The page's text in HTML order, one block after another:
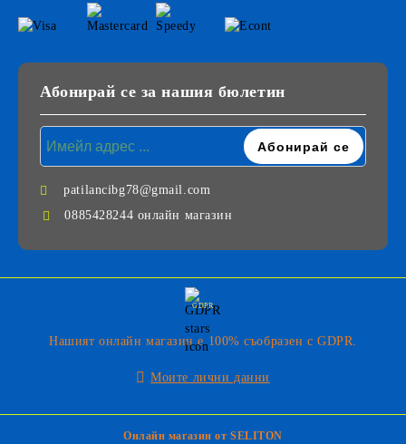
Абонирай се за нашия бюлетин
patilancibg78@gmail.com
0885428244 онлайн магазин
GDPR
Нашият онлайн магазин е 100% съобразен с GDPR.
Моите лични данни
Онлайн магазин от SELITON